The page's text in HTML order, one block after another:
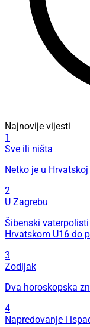
Najnovije vijesti
1
Sve ili ništa
Netko je u
2
U Zagrebu
Šibenski
Hrvatskom U16 do
3
Zodijak
Dva horoskopska
4
Napredovanje i